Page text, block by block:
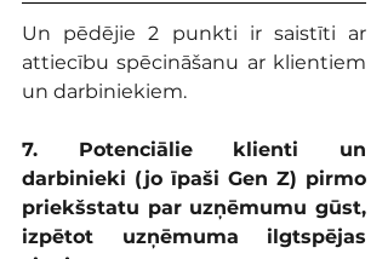
Un pēdējie 2 punkti ir saistīti ar
attiecību spēcināšanu ar klientiem
un darbiniekiem.
7. Potenciālie klienti un
darbinieki (jo īpaši Gen Z) pirmo
priekšstatu par uzņēmumu gūst,
izpētot uzņēmuma ilgtspējas